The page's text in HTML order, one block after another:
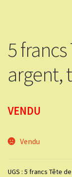
5
argent,
VENDU
Vendu
UGS :5 francs Tête